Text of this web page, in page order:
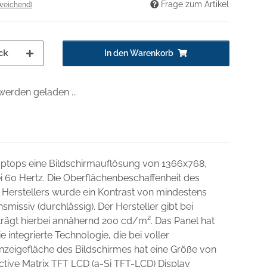
Frage zum Artikel
In den Warenkorb
geladen ...
eine Bildschirmauflösung von 1366x768,
Hertz. Die Oberflächenbeschaffenheit des
wurde ein Kontrast von mindestens
(durchlässig). Der Hersteller gibt bei
hierbei annähernd 200 cd/m². Das Panel hat
integrierte Technologie, die bei voller
des Bildschirmes hat eine Größe von
Matrix TFT LCD (a-Si TFT-LCD) Display